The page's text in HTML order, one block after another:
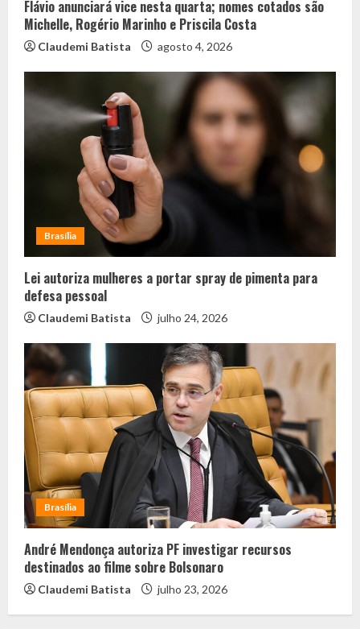
Flávio anunciará vice nesta quarta; nomes cotados são
Michelle, Rogério Marinho e Priscila Costa
Claudemi Batista agosto 4, 2026
Brasília
Lei autoriza mulheres a portar spray de pimenta para
defesa pessoal
Claudemi Batista julho 24, 2026
Brasília
André Mendonça autoriza PF investigar recursos
destinados ao filme sobre Bolsonaro
Claudemi Batista julho 23, 2026